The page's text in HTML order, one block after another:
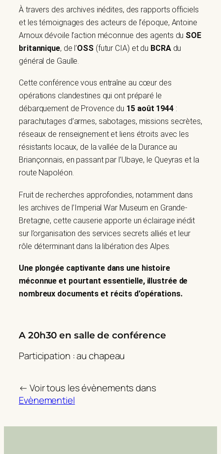
À travers des archives inédites, des rapports officiels
et les témoignages des acteurs de l’époque, Antoine
Arnoux dévoile l’action méconnue des agents du SOE
britannique, de l’OSS (futur CIA) et du BCRAdu
général de Gaulle.
Cette conférence vous entraîne au cœur des
opérations clandestines qui ont préparé le
débarquement de Provence du 15 août 1944 :
parachutages d’armes, sabotages, missions secrètes,
réseaux de renseignement et liens étroits avec les
résistants locaux, de la vallée de la Durance au
Briançonnais, en passant par l’Ubaye, le Queyras et la
route Napoléon.
Fruit de recherches approfondies, notamment dans
les archives de l’Imperial War Museum en Grande-
Bretagne, cette causerie apporte un éclairage inédit
sur l’organisation des services secrets alliés et leur
rôle déterminant dans la libération des Alpes.
Une plongée captivante dans une histoire
méconnue et pourtant essentielle, illustrée de
nombreux documents et récits d’opérations.
A 20h30 en salle de conférence
Participation : au chapeau
← Voir tous les évènements dans
Evènementiel